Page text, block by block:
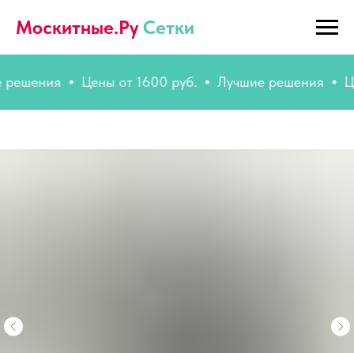
Москитные.Ру Сетки
Цены от 1600 руб. Лучшие решения